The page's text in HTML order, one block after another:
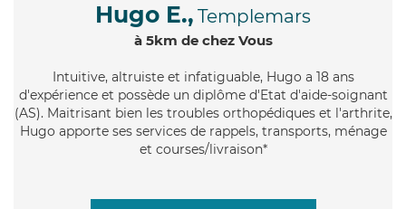
Hugo E., Templemars
à 5km de chez Vous
Intuitive, altruiste et infatiguable, Hugo a 18 ans
d'expérience et possède un diplôme d'Etat d'aide-soignant
(AS). Maitrisant bien les troubles orthopédiques et l'arthrite,
Hugo apporte ses services de rappels, transports, ménage
et courses/livraison*